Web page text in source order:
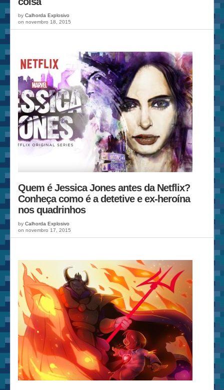
by Calhorda Explosivo
on novembro 18, 2015
Quem é Jessica Jones antes da Netflix?
Conheça como é a detetive e ex-heroína
nos quadrinhos
by Calhorda Explosivo
on novembro 17, 2015